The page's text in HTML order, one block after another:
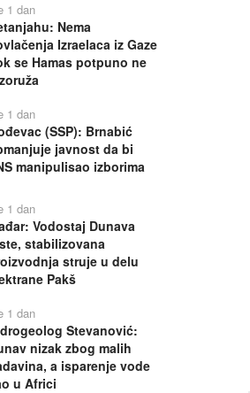
1 dan
Nema
Izraelaca iz Gaze
se Hamas potpuno ne
1 dan
(SSP): Brnabić
javnost da bi
manipulisao izborima
1 dan
Vodostaj Dunava
stabilizovana
struje u delu
Pakš
1 dan
Stevanović:
nizak zbog malih
a isparenje vode
u Africi